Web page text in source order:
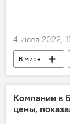
4 июля 2022,
В мире
Компании в
цены,